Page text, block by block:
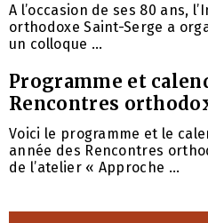
A l’occasion de ses 80 ans,
orthodoxe Saint-Serge a
un colloque ...
Programme et
Rencontres
Voici le programme et le
année des Rencontres
de l’atelier « Approche ...